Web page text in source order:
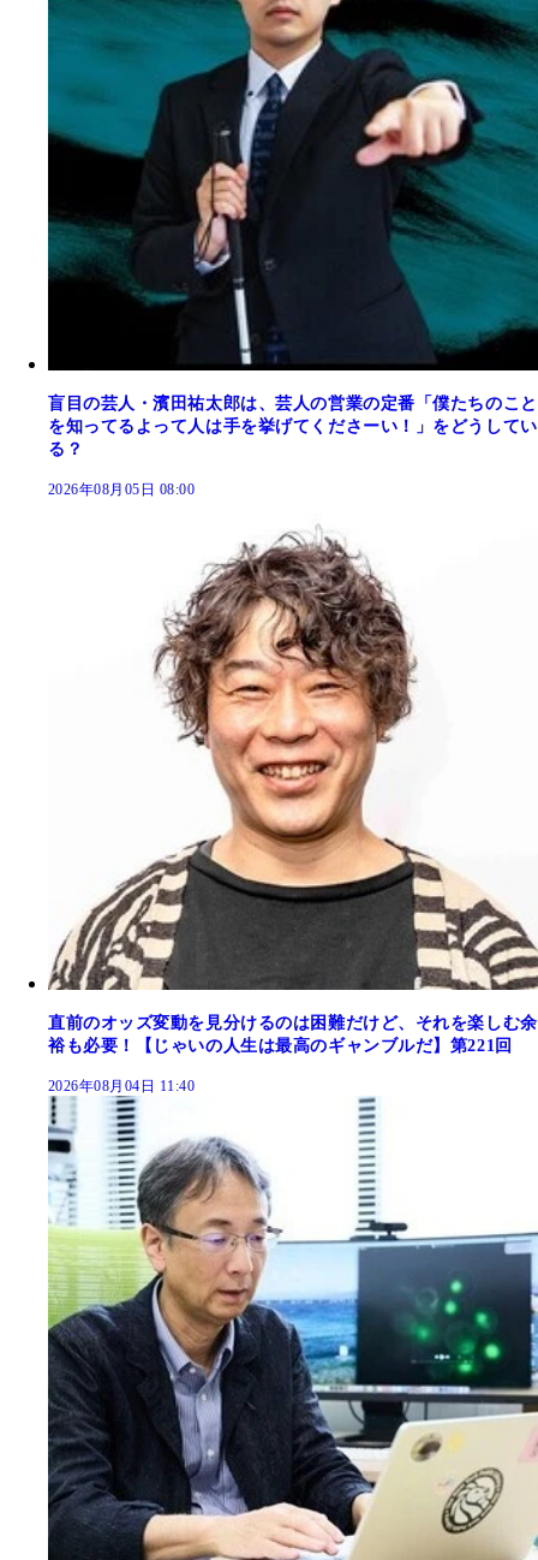
盲目の芸人・濱田祐太郎は、芸人の営業の定番「僕たちのこと
を知ってるよって人は手を挙げてくださーい！」をどうしてい
る？
2026年08月05日 08:00
直前のオッズ変動を見分けるのは困難だけど、それを楽しむ余
裕も必要！【じゃいの人生は最高のギャンブルだ】第221回
2026年08月04日 11:40